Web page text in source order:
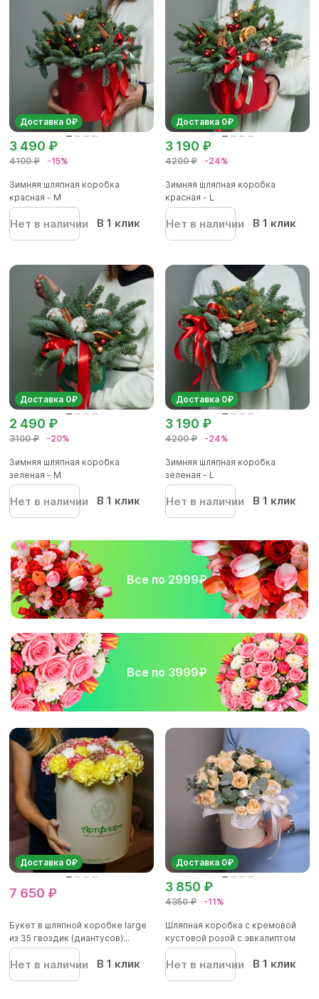
Доставка 0₽
4100 ₽ -15%
3 490 ₽
Зимняя шляпная коробка
красная - М
Нет в наличии В 1 клик
Доставка 0₽
4200 ₽ -24%
3 190 ₽
Зимняя шляпная коробка
красная - L
Нет в наличии В 1 клик
Доставка 0₽
3100 ₽ -20%
2 490 ₽
Зимняя шляпная коробка
зеленая - М
Нет в наличии В 1 клик
Доставка 0₽
4200 ₽ -24%
3 190 ₽
Зимняя шляпная коробка
зеленая - L
Нет в наличии В 1 клик
Все по 2999₽
Все по 3999₽
Доставка 0₽
7 650 ₽
Букет в шляпной коробке large
из 35 гвоздик (диантусов)...
Нет в наличии В 1 клик
Доставка 0₽
4350 ₽ -11%
3 850 ₽
Шляпная коробка с кремовой
кустовой розой с эвкалиптом
Нет в наличии В 1 клик